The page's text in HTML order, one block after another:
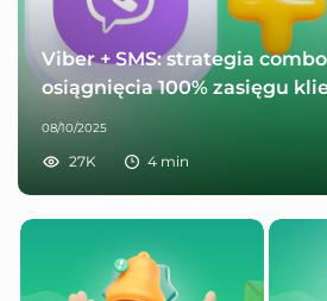
Viber + SMS: strategia
osiągnięcia 100% zasięgu
08/10/2025
27K 4 min